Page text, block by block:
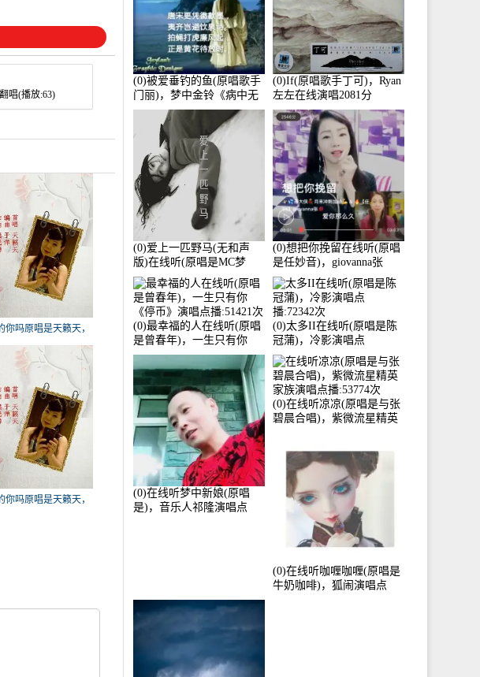
唱(播放:63)
你吗原唱是天籁天，
放:418)
你吗原唱是天籁天，
(0)被爱垂钓的鱼(原唱歌手
门丽)，梦中金铃《病中无
法回复大家》在线演唱
3586分
(0)If(原唱歌手丁可)，Ryan
左左在线演唱2081分
(0)爱上一匹野马(无和声
版)在线听(原唱是MC梦
柯)，冰鑫Asce演唱点
播:178815次
(0)想把你挽留在线听(原唱
是任妙音)，giovanna张
【任96】演唱点播:60173次
(0)最幸福的人在线听(原唱
是曾春年)，一生只有你
《停币》演唱点播:51421次
(0)太多II在线听(原唱是陈
冠蒲)，冷影演唱点
播:72342次
(0)在线听梦中新娘(原唱
是)，音乐人祁隆演唱点
(0)在线听凉凉(原唱是与张
碧晨合唱)，紫微流星精英
(0)在线听咖喱咖喱(原唱是
牛奶咖啡)，狐闹演唱点